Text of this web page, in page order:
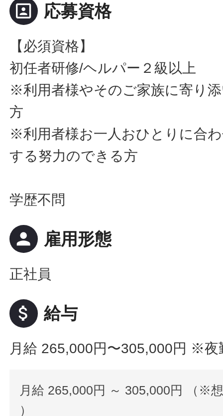
portrait 応募資格
【必須資格】
初任者研修/ヘルパー２級以上
※利用者様やそのご家族に寄り
方
※利用者様お一人おひとりに合
する努力のできる方
学歴不問
person 雇用形態
正社員
attach_money 給与
月給 265,000円〜305,000円 ※夜
月給 265,000円 ～ 305,000円 （※
）